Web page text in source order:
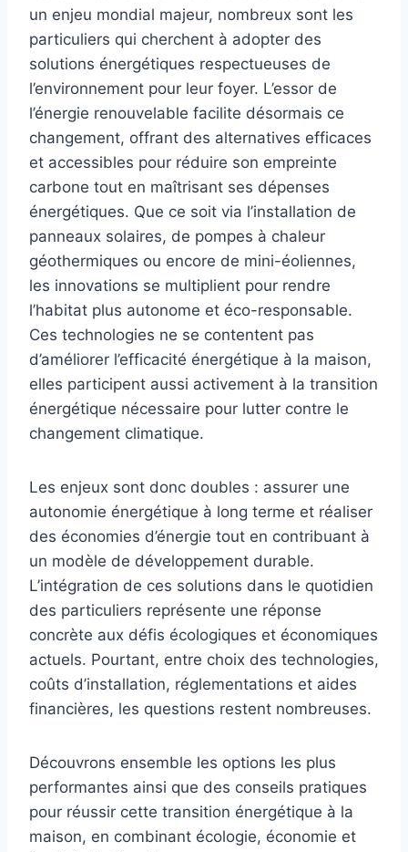
un enjeu mondial majeur, nombreux sont les
particuliers qui cherchent à adopter des
solutions énergétiques respectueuses de
l’environnement pour leur foyer. L’essor de
l’énergie renouvelable facilite désormais ce
changement, offrant des alternatives efficaces
et accessibles pour réduire son empreinte
carbone tout en maîtrisant ses dépenses
énergétiques. Que ce soit via l’installation de
panneaux solaires, de pompes à chaleur
géothermiques ou encore de mini-éoliennes,
les innovations se multiplient pour rendre
l’habitat plus autonome et éco-responsable.
Ces technologies ne se contentent pas
d’améliorer l’efficacité énergétique à la maison,
elles participent aussi activement à la transition
énergétique nécessaire pour lutter contre le
changement climatique.
Les enjeux sont donc doubles : assurer une
autonomie énergétique à long terme et réaliser
des économies d’énergie tout en contribuant à
un modèle de développement durable.
L’intégration de ces solutions dans le quotidien
des particuliers représente une réponse
concrète aux défis écologiques et économiques
actuels. Pourtant, entre choix des technologies,
coûts d’installation, réglementations et aides
financières, les questions restent nombreuses.
Découvrons ensemble les options les plus
performantes ainsi que des conseils pratiques
pour réussir cette transition énergétique à la
maison, en combinant écologie, économie et